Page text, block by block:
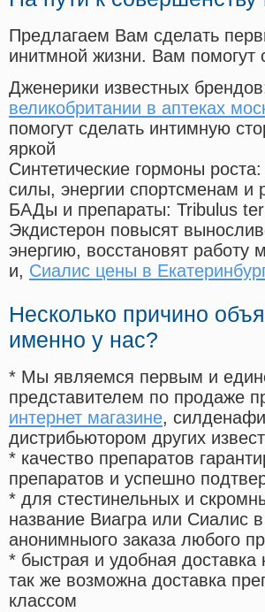
Предлагаем Вам сделать
инитмной жизни. Вам
Дженерики известных
великобритании в аптеках
помогут сделать интимную
яркой
Синтетические гормоны роста
силы, энергии спортсменам
БАДы и препараты: Tribulus
Экдистерон повысят
энергию, восстановят работу
и, Сиалис цены в
Несколько причино
именно у нас?
* Мы являемся первым и
представителем по продаже
интернет магазине,
дистрибьютором других
* качество препаратов
препаратов и успешно
* для стестинельных и
название Виагра или Сиалис
анонимныого заказа любого
* быстрая и удобная
так же возможна доставка
классом